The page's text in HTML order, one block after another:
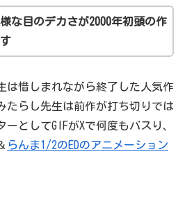
な目のデカさが2000年初頭の作
は惜しまれながら終了した人気作
たらし先生は前作が打ち切りでは
としてGIFがXで何度もバスり、
らんま1/2のEDのアニメーション